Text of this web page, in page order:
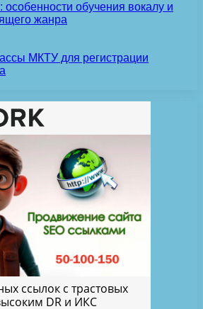
особенности обучения вокалу и
жанра
МКТУ для регистрации